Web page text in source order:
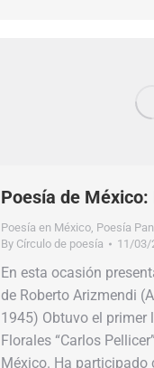
Poesía de
Poesía en México Poesía
By Círculo de poesía 11/03/
En esta ocasión
de Roberto Arizmendi
1945) Obtuvo el primer
Florales “Carlos
México. Ha participado